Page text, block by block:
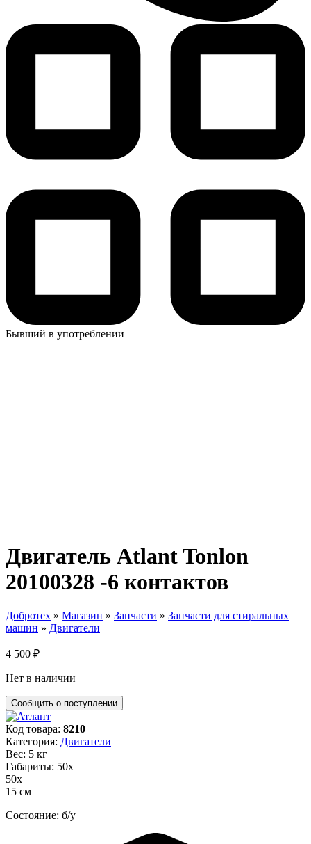
Бывший в употреблении
Двигатель Atlant Tonlon
20100328 -6 контактов
Добротех » Магазин » Запчасти » Запчасти для стиральных
машин » Двигатели
4 500 ₽
Нет в наличии
Код товара: 8210
Категория: Двигатели
Вес: 5 кг
Габариты: 50х
50х
15 см
Состояние: б/у